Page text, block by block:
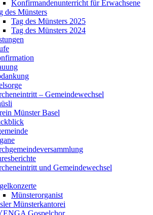
Konfirmandenunterricht für Erwachsene
des Münsters
Tag des Münsters 2025
Tag des Münsters 2024
– Gemeindewechsel
Münster Basel
und Gemeindewechsel
Münsterorganist
Münsterkantorei